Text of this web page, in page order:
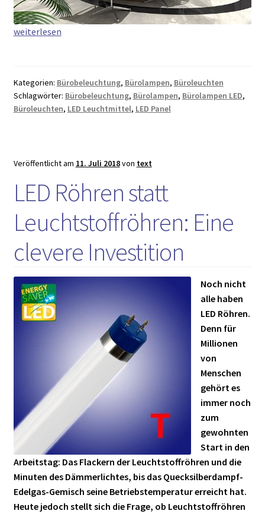
Mit
verschönern
–
Tipps
weiterlesen
Kategorien: Bürobeleuchtung, Bürolampen, Büroleuchten
Schlagwörter: Bürobeleuchtung, Bürolampen, Bürolampen LED,
Büroleuchten, LED Leuchtmittel, LED Panel
Veröffentlicht am 11. Juli 2018von text
LED Röhren statt
Leuchtstoffröhren: Eine
clevere Investition
Noch nicht
alle haben
LED Röhren.
Denn für
Millionen
von
Menschen
gehört es
immer noch
zum
gewohnten
Start in den
Arbeitstag: Das Flackern der Leuchtstoffröhren und die
Minuten des Dämmerlichtes, bis das Quecksilberdampf-
Edelgas-Gemisch seine Betriebstemperatur erreicht hat.
Heute jedoch stellt sich die Frage, ob Leuchtstoffröhren